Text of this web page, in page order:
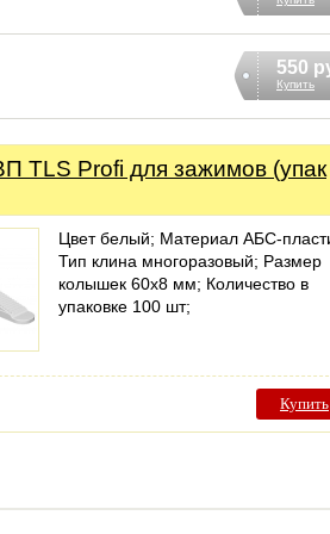
550
Купить
TLS Profi для зажимов (упак
Цвет белый; Материал АБС-
Тип клина многоразовый; Размер
колышек 60х8 мм; Количество в
упаковке 100 шт;
Купить